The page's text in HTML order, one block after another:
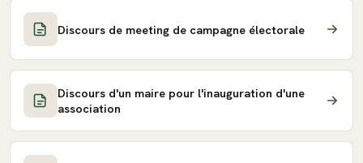
Discours de meeting de campagne électorale
Discours d'un maire pour l'inauguration d'une
association